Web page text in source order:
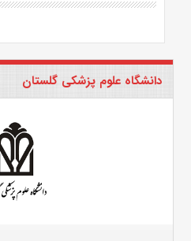
دانشگاه علوم پزشکی گلستان